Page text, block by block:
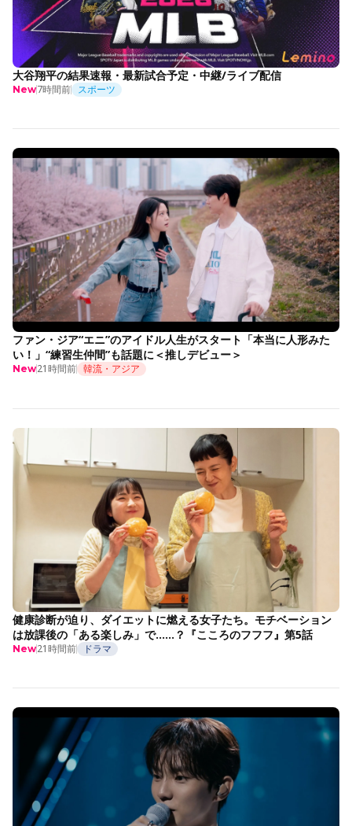
大谷翔平の結果速報・最新試合予定・中継/ライブ配信
New7時間前 スポーツ
ファン・ジア“エニ”のアイドル人生がスタート「本当に人形みた
い！」“練習生仲間”も話題に＜推しデビュー＞
New21時間前 韓流・アジア
健康診断が迫り、ダイエットに燃える女子たち。モチベーション
は放課後の「ある楽しみ」で……？『こころのフフフ』第5話
New21時間前 ドラマ